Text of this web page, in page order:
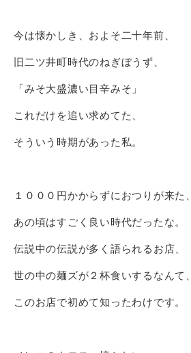
今は懐かしき、およそ二十年前、
旧二ツ井町時代のねぎぼうず、
「みそ大盛濃い目辛みそ」
これだけを追い求めてた、
そういう時期があった私。
１０００円かからずにおつりが来た、
あの頃はすごく良い時代だったな。
伝説中の伝説が多く語られるお店、
世の中の麺ズが２杯食いするなんて、
このお店で初めて知ったわけです。